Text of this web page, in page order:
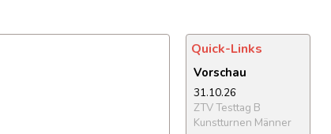
Quick-Links
Vorschau
31.10.26
ZTV Testtag B
Kunstturnen Männer